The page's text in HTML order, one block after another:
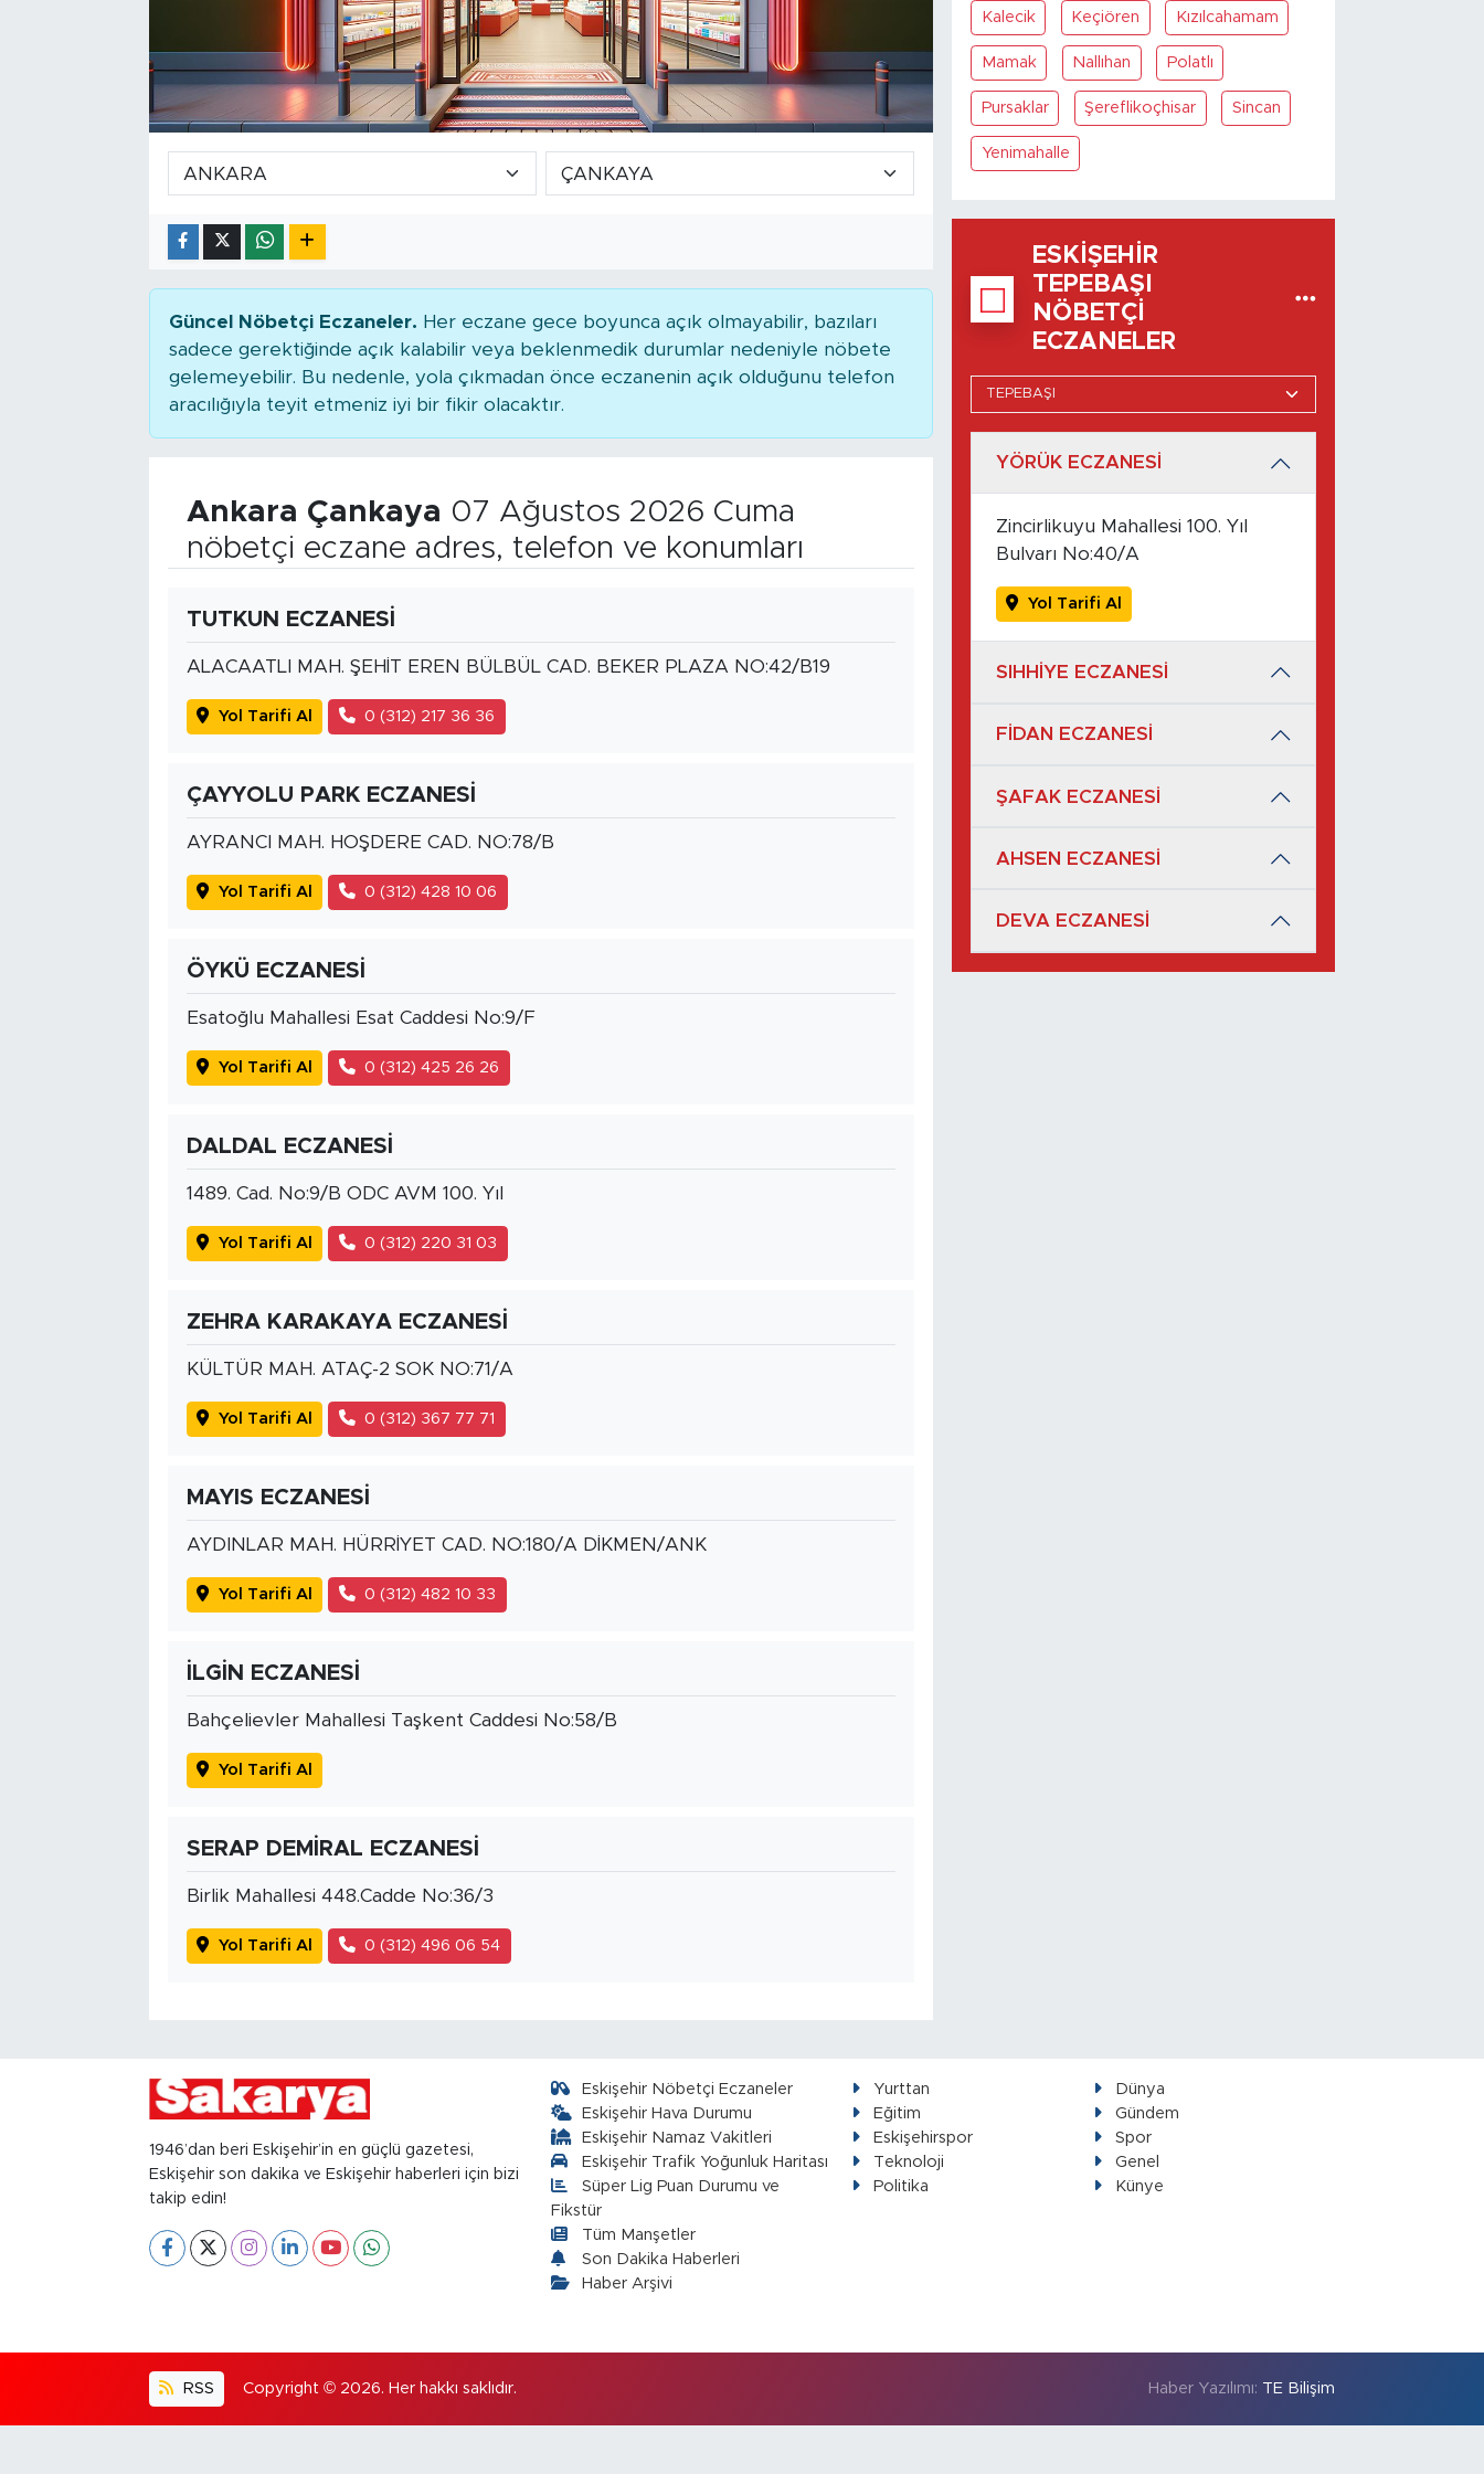
Güncel Nöbetçi Eczaneler. Her eczane gece boyunca açık olmayabilir, bazıları
sadece gerektiğinde açık kalabilir veya beklenmedik durumlar nedeniyle nöbete
gelemeyebilir. Bu nedenle, yola çıkmadan önce eczanenin açık olduğunu telefon
aracılığıyla teyit etmeniz iyi bir fikir olacaktır.
Ankara Çankaya 07 Ağustos 2026 Cuma
nöbetçi eczane adres, telefon ve konumları
TUTKUN ECZANESİ
ALACAATLI MAH. ŞEHİT EREN BÜLBÜL CAD. BEKER PLAZA NO:42/B19
Yol Tarifi Al 0 (312) 217 36 36
ÇAYYOLU PARK ECZANESİ
AYRANCI MAH. HOŞDERE CAD. NO:78/B
Yol Tarifi Al 0 (312) 428 10 06
ÖYKÜ ECZANESİ
Esatoğlu Mahallesi Esat Caddesi No:9/F
Yol Tarifi Al 0 (312) 425 26 26
DALDAL ECZANESİ
1489. Cad. No:9/B ODC AVM 100. Yıl
Yol Tarifi Al 0 (312) 220 31 03
ZEHRA KARAKAYA ECZANESİ
KÜLTÜR MAH. ATAÇ-2 SOK NO:71/A
Yol Tarifi Al 0 (312) 367 77 71
MAYIS ECZANESİ
AYDINLAR MAH. HÜRRİYET CAD. NO:180/A DİKMEN/ANK
Yol Tarifi Al 0 (312) 482 10 33
İLGİN ECZANESİ
Bahçelievler Mahallesi Taşkent Caddesi No:58/B
Yol Tarifi Al
SERAP DEMİRAL ECZANESİ
Birlik Mahallesi 448.Cadde No:36/3
Yol Tarifi Al 0 (312) 496 06 54
Kalecik Keçiören Kızılcahamam
Mamak Nallıhan Polatlı
Pursaklar Şereflikoçhisar Sincan
Yenimahalle
ESKIŞEHIR
TEPEBAŞI
NÖBETÇI
ECZANELER
YÖRÜK ECZANESİ
Zincirlikuyu Mahallesi 100. Yıl
Bulvarı No:40/A
Yol Tarifi Al
SIHHİYE ECZANESİ
FİDAN ECZANESİ
ŞAFAK ECZANESİ
AHSEN ECZANESİ
DEVA ECZANESİ
1946’dan beri Eskişehir’in en güçlü gazetesi,
Eskişehir son dakika ve Eskişehir haberleri için bizi
takip edin!
Eskişehir Nöbetçi Eczaneler
Eskişehir Hava Durumu
Eskişehir Namaz Vakitleri
Eskişehir Trafik Yoğunluk Haritası
Süper Lig Puan Durumu ve
Fikstür
Tüm Manşetler
Son Dakika Haberleri
Haber Arşivi
Yurttan
Dünya
Eğitim
Gündem
Eskişehirspor
Spor
Teknoloji
Genel
Politika
Künye
RSS Copyright © 2026. Her hakkı saklıdır. Haber Yazılımı: TE Bilişim